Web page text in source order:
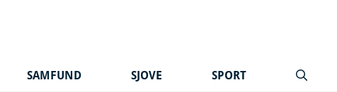
SAMFUND SJOVE SPORT